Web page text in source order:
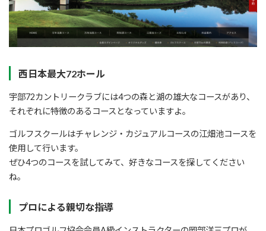
西日本最大72ホール
宇部72カントリークラブには4つの森と湖の雄大なコースがあり、
それぞれに特徴のあるコースとなっていますよ。
ゴルフスクールはチャレンジ・カジュアルコースの江畑池コースを
使用して行います。
ぜひ4つのコースを試してみて、好きなコースを探してください
ね。
プロによる親切な指導